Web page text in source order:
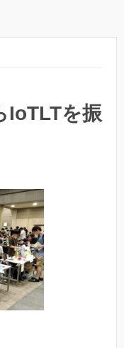
IoTLTを振